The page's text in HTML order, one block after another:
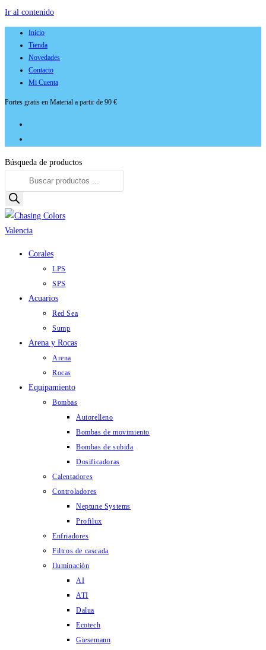
Ir al contenido
Inicio
Tienda
Novedades
Contacto
Mi Cuenta
Portes gratis en Material a partir de 90 €
Búsqueda de productos
Corales
LPS
SPS
Acuarios
Red Sea
Sump
Arena y Rocas
Arena
Rocas
Equipamiento
Bombas
Autorelleno
Bombas de movimiento
Bombas de subida
Dosificadoras
Calentadores
Controladores
Neptune Systems
Profilux
Enfriadores
Filtros de cascada
Iluminación
AI
ATI
Dalua
Ecotech
Giesemann